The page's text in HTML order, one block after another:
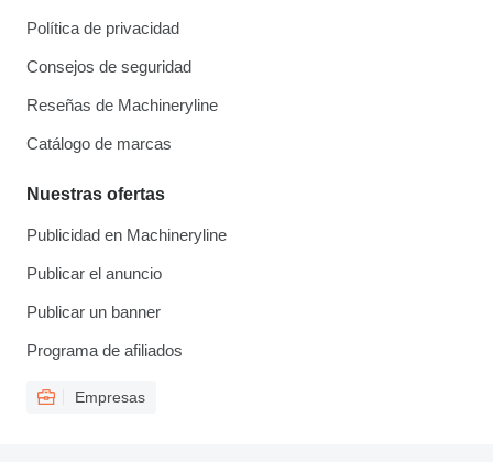
Política de privacidad
Consejos de seguridad
Reseñas de Machineryline
Catálogo de marcas
Nuestras ofertas
Publicidad en Machineryline
Publicar el anuncio
Publicar un banner
Programa de afiliados
Empresas